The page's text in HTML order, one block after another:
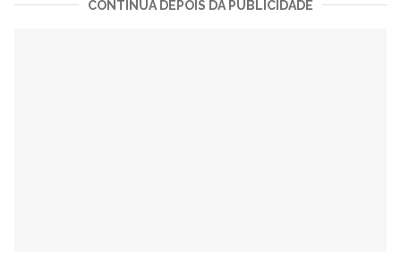
CONTINUA DEPOIS DA PUBLICIDADE